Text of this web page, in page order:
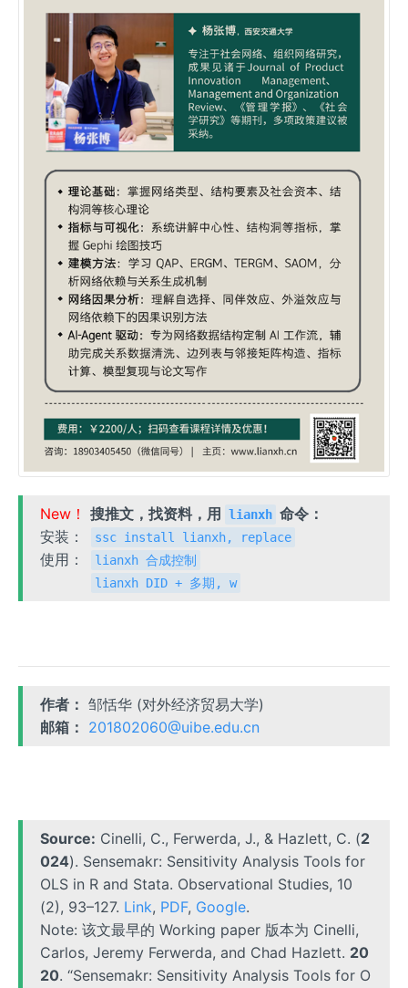
New！ 搜推文，找资料，用 lianxh 命令：
安装：
ssc install lianxh, replace
使用：
lianxh 合成控制
lianxh DID + 多期, w
作者： 邹恬华 (对外经济贸易大学)
邮箱： 201802060@uibe.edu.cn
Source: Cinelli, C., Ferwerda, J., & Hazlett, C. (2
024). Sensemakr: Sensitivity Analysis Tools for
OLS in R and Stata. Observational Studies, 10
(2), 93–127. Link, PDF, Google.
Note: 该文最早的 Working paper 版本为 Cinelli,
Carlos, Jeremy Ferwerda, and Chad Hazlett. 20
20. “Sensemakr: Sensitivity Analysis Tools for O